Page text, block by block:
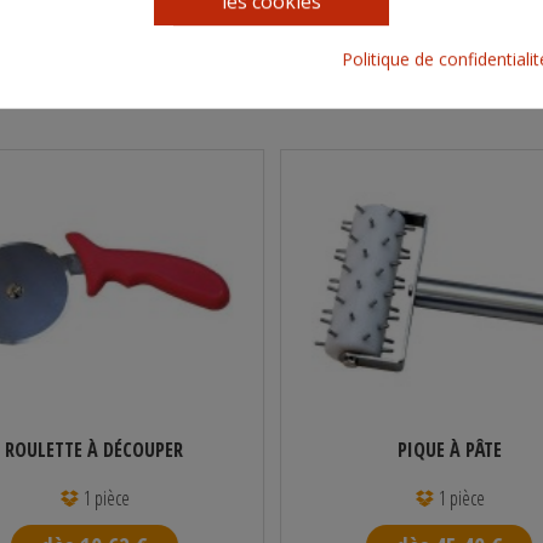
6,6
ROULETTE À DÉCOUPER
1 pièce
PIQUE À PÂTE
1 pièce
Politique de